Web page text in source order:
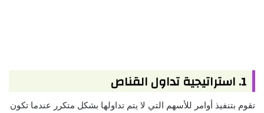
1. استراتيجية تداول القناص
تقوم بتنفيذ أوامر للأسهم التي لا يتم تداولها بشكل متكرر عندما تكون